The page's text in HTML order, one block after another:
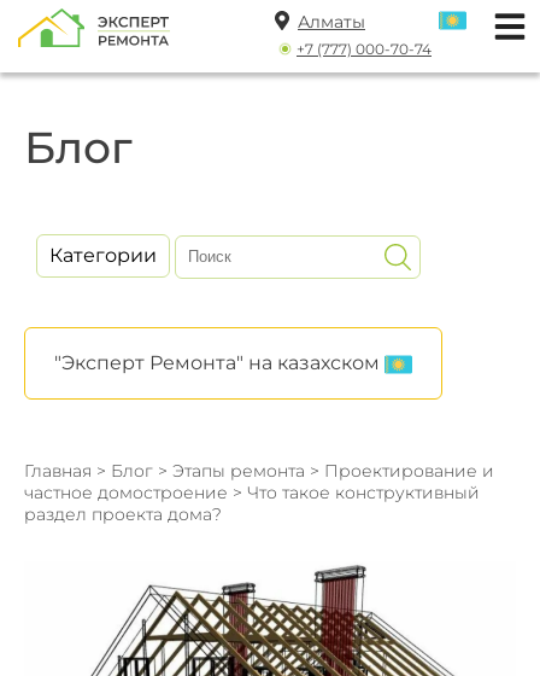
Алматы
+7 (777) 000-70-74
Блог
Категории
"Эксперт Ремонта" на казахском
Главная > Блог > Этапы ремонта > Проектирование и
частное домостроение > Что такое конструктивный
раздел проекта дома?